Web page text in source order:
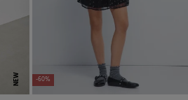
NEW -60%